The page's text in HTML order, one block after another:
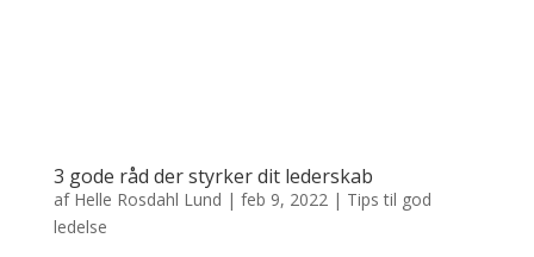
3 gode råd der styrker dit lederskab
af Helle Rosdahl Lund | feb 9, 2022| Tips til god
ledelse